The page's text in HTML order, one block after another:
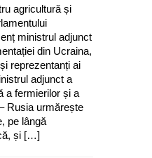
agricultură și
ministrul adjunct
din Ucraina,
reprezentanți ai
adjunct a
a fermierilor și a
Rusia urmărește
pe lângă
și […]